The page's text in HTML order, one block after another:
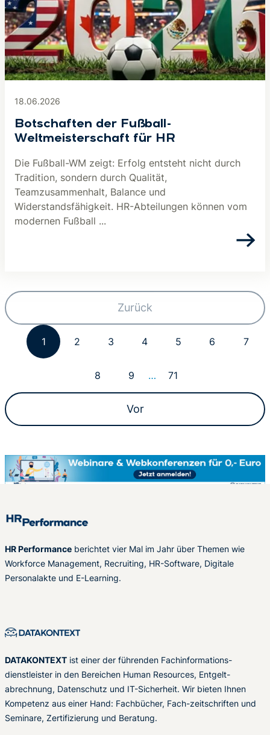
18.06.2026
Botschaften der Fußball-
Weltmeisterschaft für HR
Die Fußball-WM zeigt: Erfolg entsteht nicht durch
Tradition, sondern durch Qualität,
Teamzusammenhalt, Balance und
Widerstandsfähigkeit. HR-Abteilungen können vom
modernen Fußball ...
Zurück
1 2 3 4 5 6 7
8 9 … 71
Vor
HR Performance berichtet vier Mal im Jahr über Themen wie
Workforce Management, Recruiting, HR-Software, Digitale
Personalakte und E-Learning.
DATAKONTEXT ist einer der führenden Fachinformations-
dienstleister in den Bereichen Human Resources, Entgelt-
abrechnung, Datenschutz und IT-Sicherheit. Wir bieten Ihnen
Kompetenz aus einer Hand: Fachbücher, Fach-zeitschriften und
Seminare, Zertifizierung und Beratung.